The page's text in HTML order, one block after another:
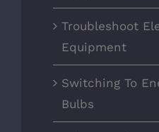
Troubleshoot
Equipment
Switching To
Bulbs